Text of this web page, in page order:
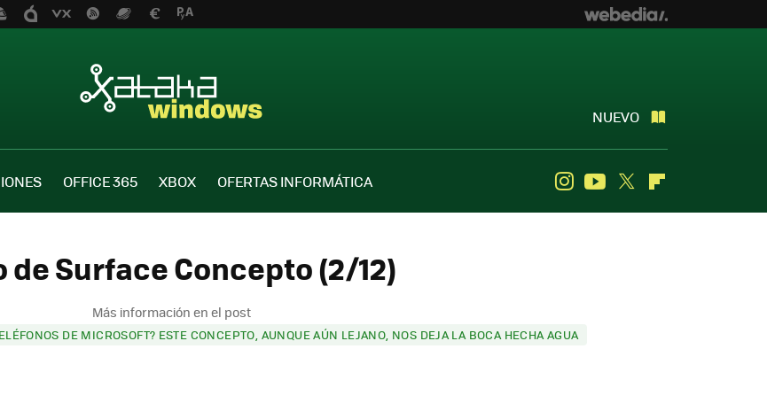
NUEVO
OFFICE 365 XBOX OFERTAS INFORMÁTICA InstagramYoutube
Twitter
de Surface Concepto (2/12)
Más información en el post
DE MICROSOFT? ESTE CONCEPTO, AUNQUE AÚN LEJANO, NOS DEJA LA BOCA HECHA AGUA